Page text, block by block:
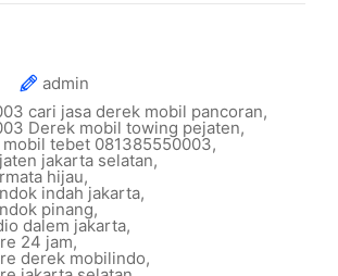
admin
cari jasa derek mobil pancoran,
Derek mobil towing pejaten,
tebet 081385550003,
jakarta selatan,
hijau,
indah jakarta,
pinang,
dalem jakarta,
24 jam,
derek mobilindo,